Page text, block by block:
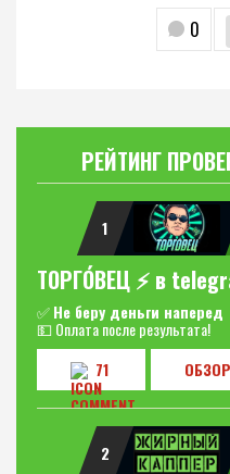
0
РЕЙТИНГ
1
ТОРГО́ВЕЦ ⚡️ в
✅Не беру деньги наперед
💵 Оплата после результата!
71
ОБЗОР
2